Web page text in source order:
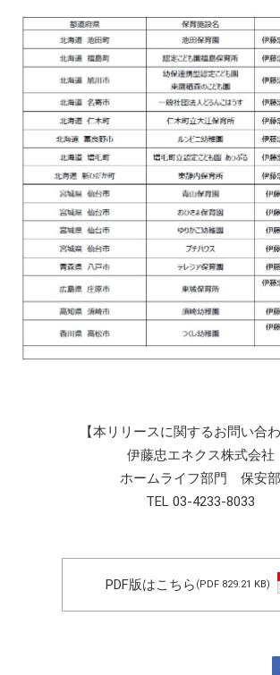
【本リリースに関するお問い合わ
伊藤忠エネクス株式会社
ホームライフ部門 保安部
TEL 03-4233-8033
PDF版はこちら (PDF 829.21 KB)